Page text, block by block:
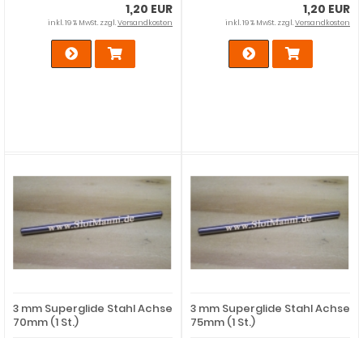
1,20 EUR
inkl. 19 % MwSt. zzgl.Versandkosten
1,20 EUR
inkl. 19 % MwSt. zzgl.Versandkosten
3 mm Superglide Stahl Achse
70mm (1 St.)
3 mm Superglide Stahl Achse
75mm (1 St.)